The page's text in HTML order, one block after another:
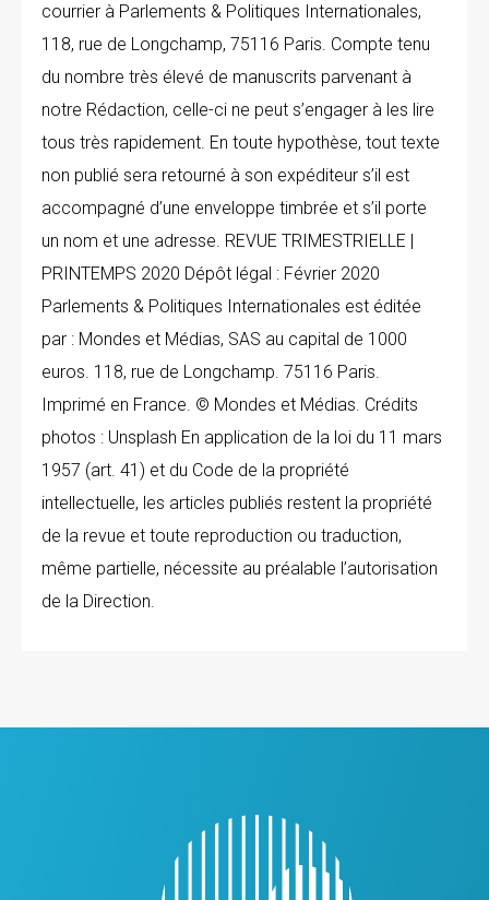
courrier à Parlements & Politiques Internationales,
118, rue de Longchamp, 75116 Paris. Compte tenu
du nombre très élevé de manuscrits parvenant à
notre Rédaction, celle-ci ne peut s’engager à les lire
tous très rapidement. En toute hypothèse, tout texte
non publié sera retourné à son expéditeur s’il est
accompagné d’une enveloppe timbrée et s’il porte
un nom et une adresse. REVUE TRIMESTRIELLE |
PRINTEMPS 2020 Dépôt légal : Février 2020
Parlements & Politiques Internationales est éditée
par : Mondes et Médias, SAS au capital de 1000
euros. 118, rue de Longchamp. 75116 Paris.
Imprimé en France. © Mondes et Médias. Crédits
photos : Unsplash En application de la loi du 11 mars
1957 (art. 41) et du Code de la propriété
intellectuelle, les articles publiés restent la propriété
de la revue et toute reproduction ou traduction,
même partielle, nécessite au préalable l’autorisation
de la Direction.